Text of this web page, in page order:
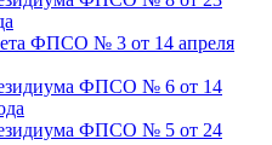
ФПСО № 3 от 14 апреля
ФПСО № 6 от 14
ФПСО № 5 от 24